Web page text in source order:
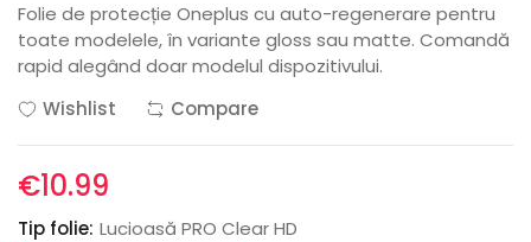
Folie de protecție Oneplus cu auto-regenerare pentru
toate modelele, în variante gloss sau matte. Comandă
rapid alegând doar modelul dispozitivului.
Wishlist
Compare
€10.99
Tip folie: Lucioasă PRO Clear HD